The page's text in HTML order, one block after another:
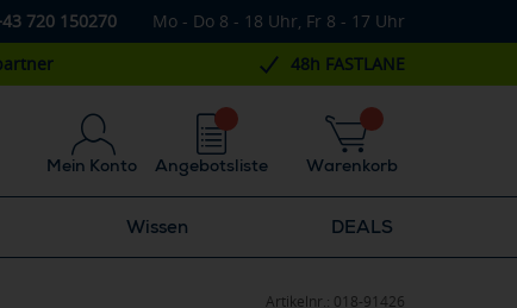
720 150270 Mo - Do 8 - 18 Uhr, Fr 8 - 17 Uhr
48h FASTLANE
Mein Konto Warenkorb
Angebotsliste
Wissen DEALS
Artikelnr.: 018-91426